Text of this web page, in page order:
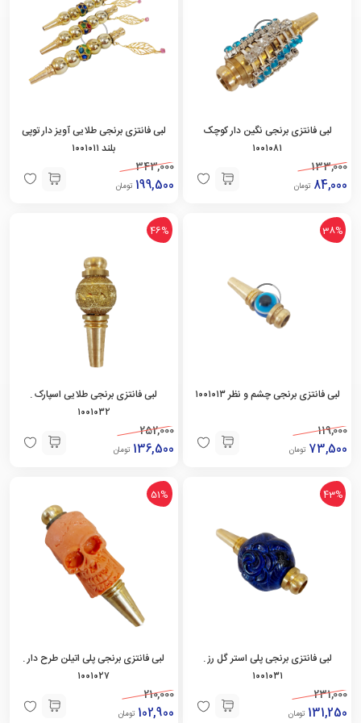
لبی فانتزی برنجی نگین دار کوچک
۱۰۰۱۰۸۱
133,000
84,000 تومان
لبی فانتزی برنجی طلایی آویز دار توپی
بلند ۱۰۰۱۰۱۱
343,000
199,500 تومان
38%
لبی فانتزی برنجی چشم و نظر ۱۰۰۱۰۱۳
119,000
73,500 تومان
46%
لبی فانتزی برنجی طلایی اسپارک .
۱۰۰۱۰۳۲
252,000
136,500 تومان
43%
لبی فانتزی برنجی پلی استر گل رز .
۱۰۰۱۰۳۱
231,000
131,250 تومان
51%
لبی فانتزی برنجی پلی اتیلن طرح دار .
۱۰۰۱۰۲۷
210,000
102,900 تومان